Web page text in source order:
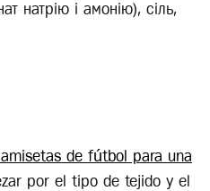
натрію і амонію), сіль,
de fútbol para una
por el tipo de tejido y el